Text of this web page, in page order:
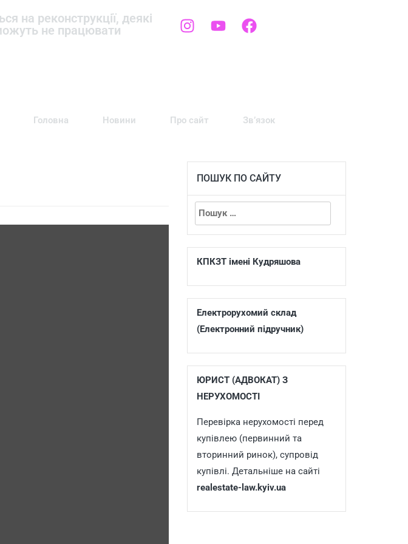
на реконструкції, деякі
не працювати
Головна Новини Про сайт Зв’язок
ПОШУК ПО САЙТУ
КПКЗТ імені Кудряшова
Електрорухомий склад
(Електронний підручник)
ЮРИСТ (АДВОКАТ) З
НЕРУХОМОСТІ
Перевірка нерухомості перед
купівлею (первинний та
вторинний ринок), супровід
купівлі. Детальніше на сайті
realestate-law.kyiv.ua